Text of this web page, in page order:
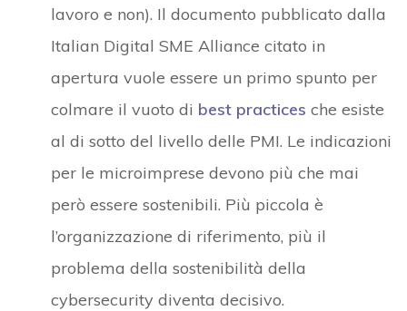
lavoro e non). Il documento pubblicato dalla
Italian Digital SME Alliance citato in
apertura vuole essere un primo spunto per
colmare il vuoto di best practices che esiste
al di sotto del livello delle PMI. Le indicazioni
per le microimprese devono più che mai
però essere sostenibili. Più piccola è
l’organizzazione di riferimento, più il
problema della sostenibilità della
cybersecurity diventa decisivo.